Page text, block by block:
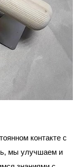
контакте с
мы улучшаем и